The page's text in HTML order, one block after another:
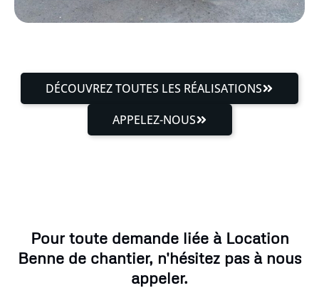
DÉCOUVREZ TOUTES LES RÉALISATIONS
APPELEZ-NOUS
Pour toute demande liée à Location
Benne de chantier, n'hésitez pas à nous
appeler.